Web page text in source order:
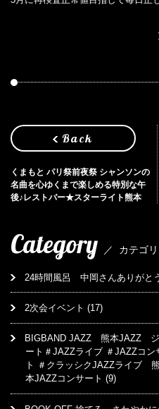
Back
くまもと パリ祭前夜祭 シャンソンの
名曲を心ゆくまで楽しめる特別な午
後♪レストバー★スターライト熊本
Category ／ カテゴ
24時間風呂 中岡さんありがと
2次会イベント (17)
BIGBAND JAZZ 熊本JAZZ
ート＃JAZZライブ ＃JAZZコ
ト ＃クラッシクJAZZライブ
本JAZZコンサート (9)